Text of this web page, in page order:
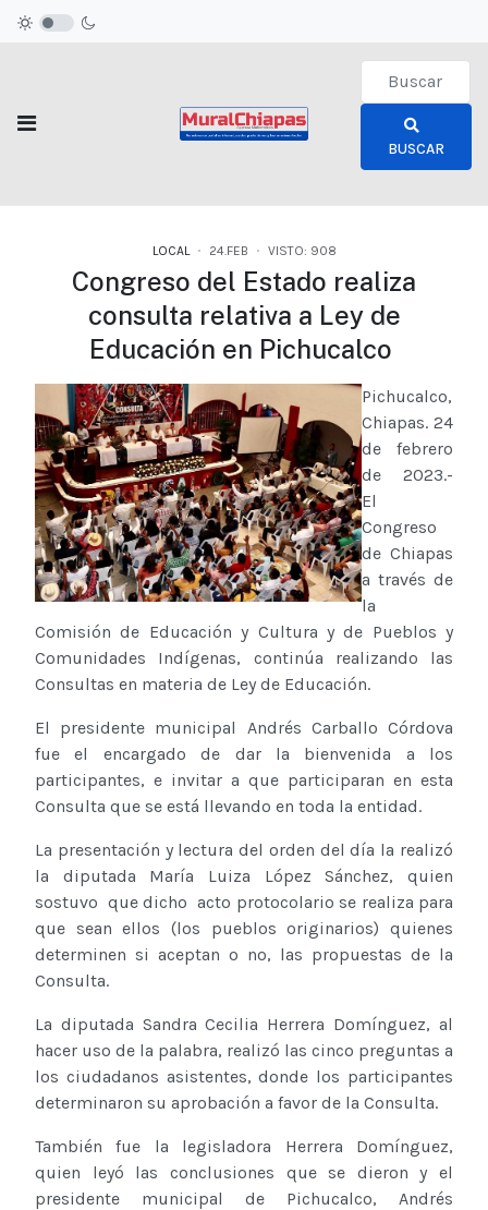
Type 2 or
BUSCAR
LOCAL 24.FEB VISTO: 908
Congreso del Estado realiza
consulta relativa a Ley de
Educación en Pichucalco
Pichucalco,
Chiapas. 24
de febrero
de 2023.-
El
Congreso
de Chiapas
a través de
la
Comisión de Educación y Cultura y de Pueblos y
Comunidades Indígenas, continúa realizando las
Consultas en materia de Ley de Educación.
El presidente municipal Andrés Carballo Córdova
fue el encargado de dar la bienvenida a los
participantes, e invitar a que participaran en esta
Consulta que se está llevando en toda la entidad.
La presentación y lectura del orden del día la realizó
la diputada María Luiza López Sánchez, quien
sostuvo que dicho acto protocolario se realiza para
que sean ellos (los pueblos originarios) quienes
determinen si aceptan o no, las propuestas de la
Consulta.
La diputada Sandra Cecilia Herrera Domínguez, al
hacer uso de la palabra, realizó las cinco preguntas a
los ciudadanos asistentes, donde los participantes
determinaron su aprobación a favor de la Consulta.
También fue la legisladora Herrera Domínguez,
quien leyó las conclusiones que se dieron y el
presidente municipal de Pichucalco, Andrés